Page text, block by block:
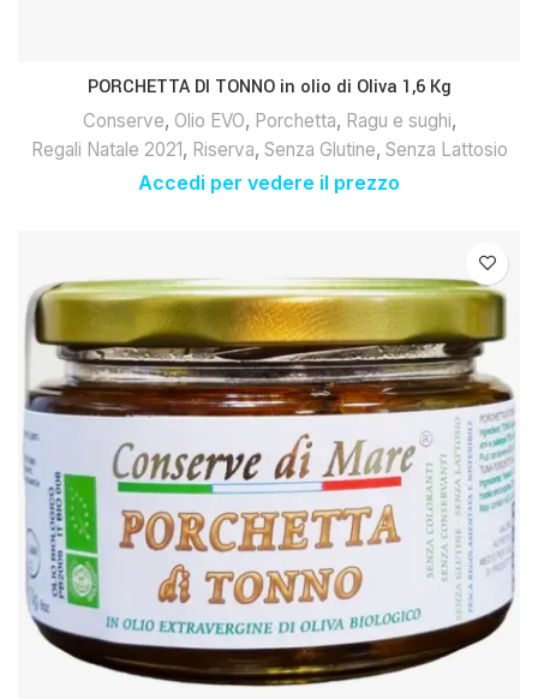
PORCHETTA DI TONNO in olio di Oliva 1,6 Kg
Conserve, Olio EVO, Porchetta, Ragu e sughi,
Regali Natale 2021, Riserva, Senza Glutine, Senza Lattosio
Accedi per vedere il prezzo